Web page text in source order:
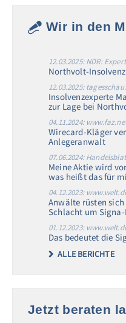
Wir in den
12.03.2025: NDR:
Northvolt-Insolvenz
12.03.2025:
Insolvenzexperte
zur Lage bei
04.11.2024:
Wirecard-Kläger
Anlegeranwalt
07.06.2024:
Meine Aktie wird
was heißt das für
04.12.2023:
Anwälte rüsten
Schlacht um
01.12.2023:
Das bedeutet die
ALLE BERICHTE
Jetzt beraten